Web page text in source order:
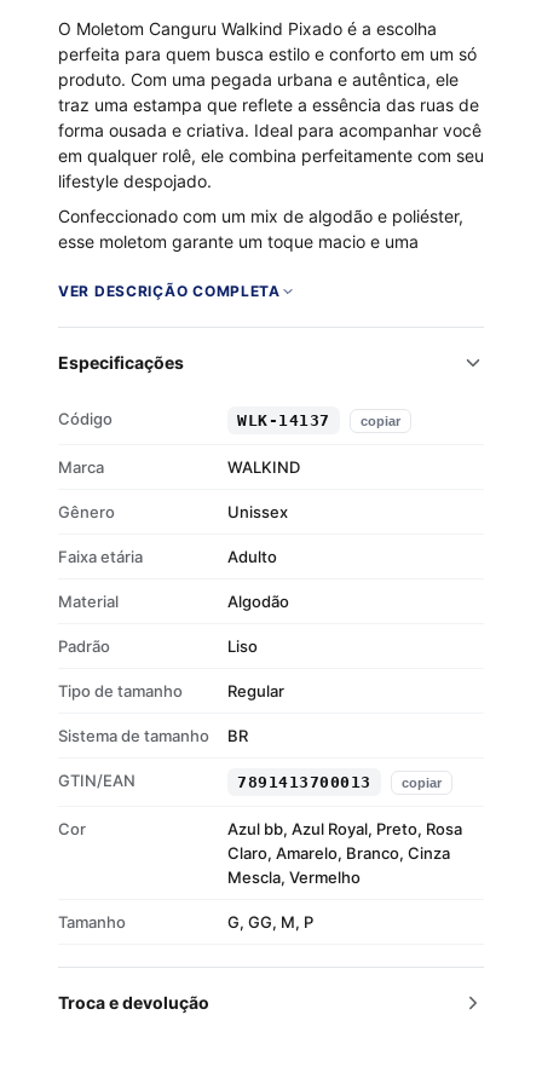
O Moletom Canguru Walkind Pixado é a escolha
perfeita para quem busca estilo e conforto em um só
produto. Com uma pegada urbana e autêntica, ele
traz uma estampa que reflete a essência das ruas de
forma ousada e criativa. Ideal para acompanhar você
em qualquer rolê, ele combina perfeitamente com seu
lifestyle despojado.
Confeccionado com um mix de algodão e poliéster,
esse moletom garante um toque macio e uma
flanelado. O capuz ajustável com cordão e o bolso
e barra em ribana asseguram um caimento
Tecido 50% algodão e 50% poliéster
Interior flanelado para maior conforto
Bolso canguru frontal
VER DESCRIÇÃO COMPLETA
Especificações
Código WLK-14137 copiar
Marca WALKIND
Gênero Unissex
Faixa etária Adulto
Material Algodão
Padrão Liso
Tipo de tamanho Regular
Sistema de tamanho BR
GTIN/EAN 7891413700013 copiar
Cor
Azul bb, Azul Royal, Preto, Rosa
Claro, Amarelo, Branco, Cinza
Mescla, Vermelho
Tamanho G, GG, M, P
Troca e devolução